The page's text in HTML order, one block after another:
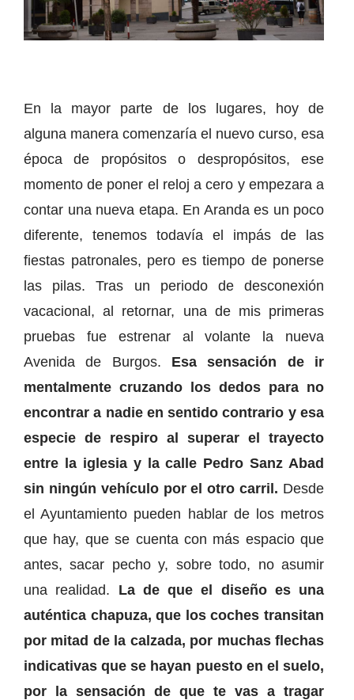
En la mayor parte de los lugares, hoy de
alguna manera comenzaría el nuevo curso, esa
época de propósitos o despropósitos, ese
momento de poner el reloj a cero y empezara a
contar una nueva etapa. En Aranda es un poco
diferente, tenemos todavía el impás de las
fiestas patronales, pero es tiempo de ponerse
las pilas. Tras un periodo de desconexión
vacacional, al retornar, una de mis primeras
pruebas fue estrenar al volante la nueva
Avenida de Burgos. Esa sensación de ir
mentalmente cruzando los dedos para no
encontrar a nadie en sentido contrario y esa
especie de respiro al superar el trayecto
entre la iglesia y la calle Pedro Sanz Abad
sin ningún vehículo por el otro carril. Desde
el Ayuntamiento pueden hablar de los metros
que hay, que se cuenta con más espacio que
antes, sacar pecho y, sobre todo, no asumir
una realidad. La de que el diseño es una
auténtica chapuza, que los coches transitan
por mitad de la calzada, por muchas flechas
indicativas que se hayan puesto en el suelo,
por la sensación de que te vas a tragar